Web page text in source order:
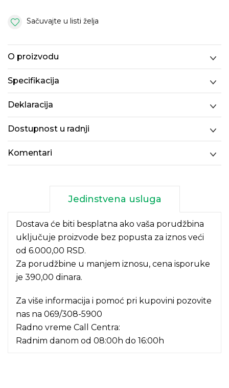
Sačuvajte u listi želja
O proizvodu
Specifikacija
Deklaracija
Dostupnost u radnji
Komentari
Jedinstvena usluga
Dostava će biti besplatna ako vaša porudžbina
uključuje proizvode bez popusta za iznos veći
od 6.000,00 RSD.
Za porudžbine u manjem iznosu, cena isporuke
je 390,00 dinara.
Za više informacija i pomoć pri kupovini pozovite
nas na 069/308-5900
Radno vreme Call Centra:
Radnim danom od 08:00h do 16:00h